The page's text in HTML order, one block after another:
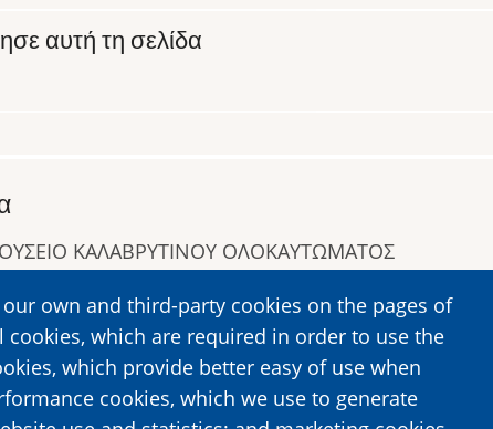
αυτή τη σελίδα
own and third-party cookies on the pages of
cookies, which are required in order to use the
which provide better easy of use when
cookies, which we use to generate
ΚΑΛΑΒΡΥΤΙΝΟΥ ΟΛΟΚΑΥΤΩΜΑΤΟΣ
, 2692360220
|| info@dmko.gr